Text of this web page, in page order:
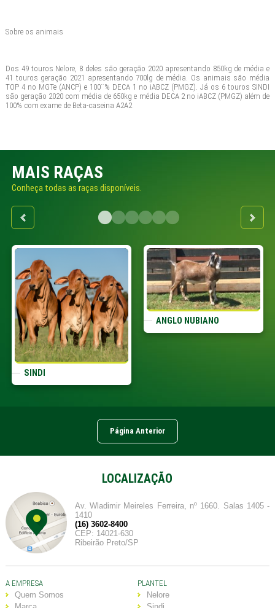
Sobre os animais
Dos 49 touros Nelore, 8 deles são geração 2020 apresentando 850kg de média e
41 touros geração 2021 apresentando 700lg de média. Os animais são média
TOP 4 no MGTe (ANCP) e 100¨% DECA 1 no iABCZ (PMGZ). Já os 6 touros SINDI
são geração 2020 com média de 650kg e média DECA 2 no iABCZ (PMGZ) além de
100% com exame de Beta-caseina A2A2
MAIS RAÇAS
Conheça todas as raças disponíveis.
SINDI
ANGLO NUBIANO
Página Anterior
LOCALIZAÇÃO
Av. Wladimir Meireles Ferreira, nº 1660. Salas 1405 -
1410
(16) 3602-8400
CEP: 14021-630
Ribeirão Preto/SP
A EMPRESA
Quem Somos
PLANTEL
Nelore